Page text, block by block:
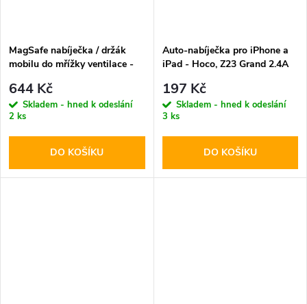
MagSafe nabíječka / držák
mobilu do mřížky ventilace -
644 Kč
Skladem - hned k odeslání
2 ks
DO KOŠÍKU
Auto-nabíječka pro iPhone a
iPad - Hoco, Z23 Grand 2.4A
197 Kč
Skladem - hned k odeslání
3 ks
DO KOŠÍKU